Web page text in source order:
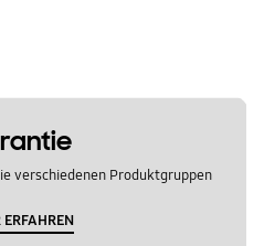
verschiedenen Produktgruppen
ERFAHREN